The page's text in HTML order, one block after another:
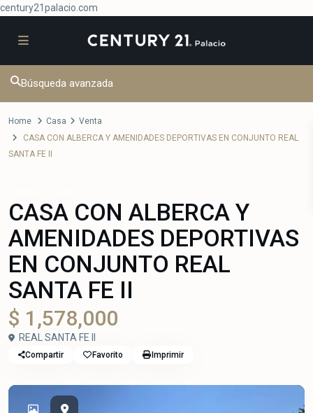
century21palacio.com
Búsqueda avanzada
Home Casa
Venta
CASA CON ALBERCA Y AMENIDADES DEPORTIVAS EN CONJUNTO REAL
SANTA FE II
CASA CON ALBERCA Y
AMENIDADES DEPORTIVAS
EN CONJUNTO REAL
SANTA FE II
$ 1,578,000
REAL SANTA FE II
Compartir Favorito Imprimir